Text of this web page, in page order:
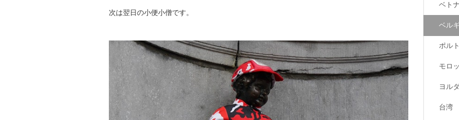
次は翌日の小便小僧です。
ベト
ベル
ポル
モロ
ヨル
台湾